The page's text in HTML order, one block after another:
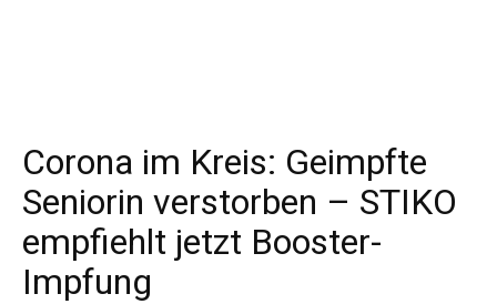
Corona im Kreis: Geimpfte
Seniorin verstorben – STIKO
empfiehlt jetzt Booster-
Impfung